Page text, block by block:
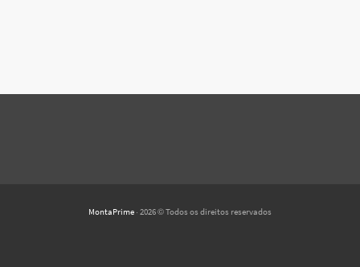
MontaPrime · 2026 © Todos os direitos reservados